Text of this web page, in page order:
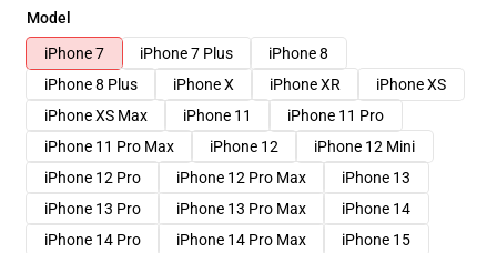
Model
iPhone 7
iPhone 7 Plus
iPhone 8
iPhone 8 Plus
iPhone X iPhone XR
iPhone XS
iPhone XS Max
iPhone 11
iPhone 11 Pro
iPhone 11 Pro Max
iPhone 12
iPhone 12 Mini
iPhone 12 Pro
iPhone 12 Pro Max
iPhone 13
iPhone 13 Pro
iPhone 13 Pro Max
iPhone 14
iPhone 14 Pro
iPhone 14 Pro Max
iPhone 15